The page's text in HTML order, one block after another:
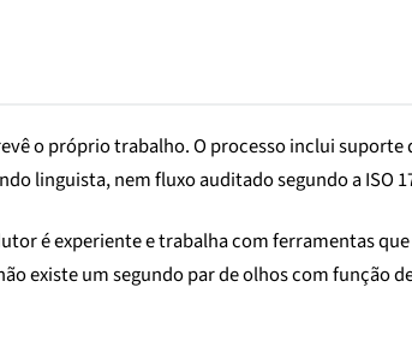
o próprio trabalho. O processo inclui
linguista, nem fluxo auditado segundo a ISO
é experiente e trabalha com ferramentas
existe um segundo par de olhos com